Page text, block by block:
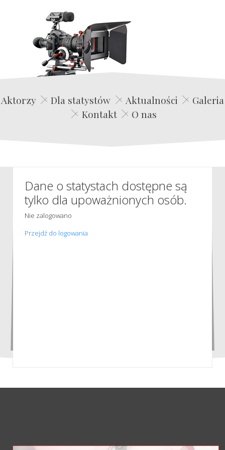
Edwin Film Agencja Aktorska
Aktorzy Dla statystów Aktualności
Galeria
Kontakt
O nas
Dane o statystach dostępne są
tylko dla upoważnionych osób.
Nie zalogowano
Przejdź do logowania